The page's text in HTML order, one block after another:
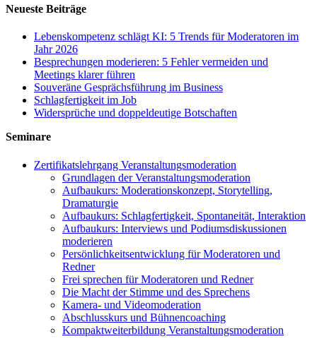
Neueste Beiträge
Lebenskompetenz schlägt KI: 5 Trends für Moderatoren im
Jahr 2026
Besprechungen moderieren: 5 Fehler vermeiden und
Meetings klarer führen
Souveräne Gesprächsführung im Business
Schlagfertigkeit im Job
Widersprüche und doppeldeutige Botschaften
Seminare
Zertifikatslehrgang Veranstaltungsmoderation
Grundlagen der Veranstaltungsmoderation
Aufbaukurs: Moderationskonzept, Storytelling,
Dramaturgie
Aufbaukurs: Schlagfertigkeit, Spontaneität, Interaktion
Aufbaukurs: Interviews und Podiumsdiskussionen
moderieren
Persönlichkeitsentwicklung für Moderatoren und
Redner
Frei sprechen für Moderatoren und Redner
Die Macht der Stimme und des Sprechens
Kamera- und Videomoderation
Abschlusskurs und Bühnencoaching
Kompaktweiterbildung Veranstaltungsmoderation